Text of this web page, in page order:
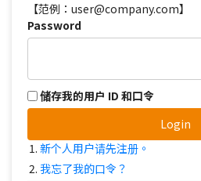
【范例：user@company.com】
Password
储存我的用户 ID 和口令
Login
新个人用户请先注册。
我忘了我的口令？